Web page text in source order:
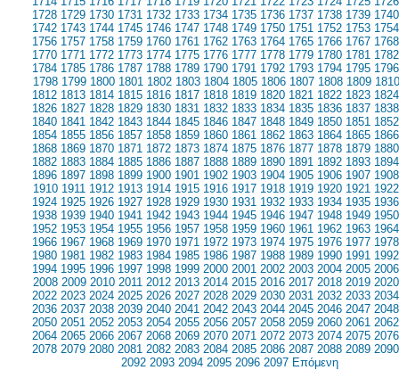
1728 1729 1730 1731 1732 1733 1734 1735 1736 1737 1738 1739 1740
1742 1743 1744 1745 1746 1747 1748 1749 1750 1751 1752 1753 1754
1756 1757 1758 1759 1760 1761 1762 1763 1764 1765 1766 1767 1768
1770 1771 1772 1773 1774 1775 1776 1777 1778 1779 1780 1781 1782
1784 1785 1786 1787 1788 1789 1790 1791 1792 1793 1794 1795 1796
1798 1799 1800 1801 1802 1803 1804 1805 1806 1807 1808 1809 1810
1812 1813 1814 1815 1816 1817 1818 1819 1820 1821 1822 1823 1824
1826 1827 1828 1829 1830 1831 1832 1833 1834 1835 1836 1837 1838
1840 1841 1842 1843 1844 1845 1846 1847 1848 1849 1850 1851 1852
1854 1855 1856 1857 1858 1859 1860 1861 1862 1863 1864 1865 1866
1868 1869 1870 1871 1872 1873 1874 1875 1876 1877 1878 1879 1880
1882 1883 1884 1885 1886 1887 1888 1889 1890 1891 1892 1893 1894
1896 1897 1898 1899 1900 1901 1902 1903 1904 1905 1906 1907 1908
1910 1911 1912 1913 1914 1915 1916 1917 1918 1919 1920 1921 1922
1924 1925 1926 1927 1928 1929 1930 1931 1932 1933 1934 1935 1936
1938 1939 1940 1941 1942 1943 1944 1945 1946 1947 1948 1949 1950
1952 1953 1954 1955 1956 1957 1958 1959 1960 1961 1962 1963 1964
1966 1967 1968 1969 1970 1971 1972 1973 1974 1975 1976 1977 1978
1980 1981 1982 1983 1984 1985 1986 1987 1988 1989 1990 1991 1992
1994 1995 1996 1997 1998 1999 2000 2001 2002 2003 2004 2005 2006
2008 2009 2010 2011 2012 2013 2014 2015 2016 2017 2018 2019 2020
2022 2023 2024 2025 2026 2027 2028 2029 2030 2031 2032 2033 2034
2036 2037 2038 2039 2040 2041 2042 2043 2044 2045 2046 2047 2048
2050 2051 2052 2053 2054 2055 2056 2057 2058 2059 2060 2061 2062
2064 2065 2066 2067 2068 2069 2070 2071 2072 2073 2074 2075 2076
2078 2079 2080 2081 2082 2083 2084 2085 2086 2087 2088 2089 2090
2092 2093 2094 2095 2096 2097 Επόμενη